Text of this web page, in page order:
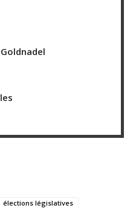
élections législatives